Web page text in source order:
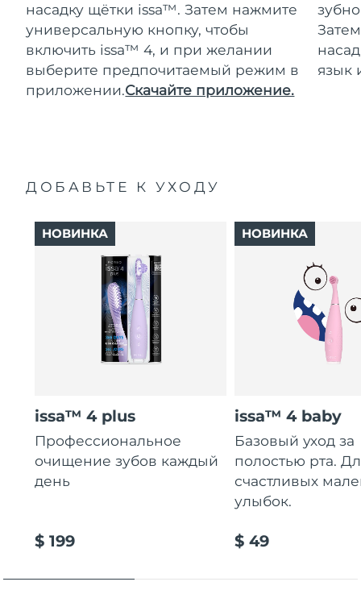
насадку щётки issa™. Затем нажмите
универсальную кнопку, чтобы
включить issa™ 4, и при желании
выберите предпочитаемый режим в
приложении.Скачайте приложение.
язык
ДОБАВЬТЕ К УХОДУ
issa™ 4 plus
Профессиональное
очищение зубов каждый
день
$ 199
НОВИНКА
issa™ 4 baby
Базовый уход за
полостью рта.
счастливых
улыбок.
$ 49
НОВИНКА